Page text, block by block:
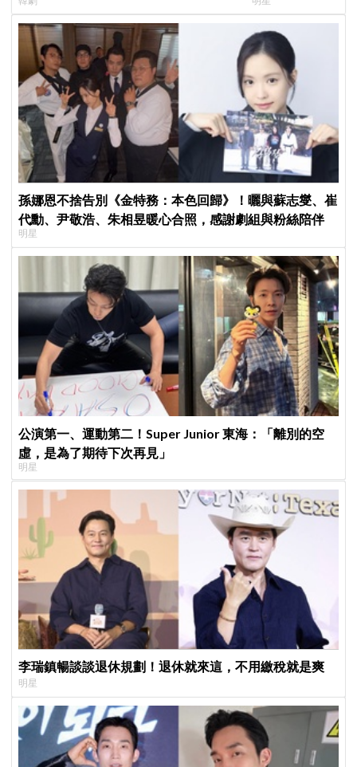
行，慶祝亮眼成績
照片」，店家尖
不能脫粉了
孫娜恩不捨告別《金特務：本色回歸》！曬與蘇志燮、崔
代勳、尹敬浩、朱相昱暖心合照，感謝劇組與粉絲陪伴
明星
公演第一、運動第二！Super Junior 東海：「離別的空
虛，是為了期待下次再見」
明星
李瑞鎮暢談談退休規劃！退休就來這，不用繳稅就是爽
明星